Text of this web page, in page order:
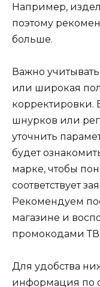
Например,
поэтому
больше.
Важно
или широкая
корректировки.
шнурков или
уточнить
будет
марке, чтобы
соответствует
Рекомендуем
магазине и
промокодами
Для удобства
информация по